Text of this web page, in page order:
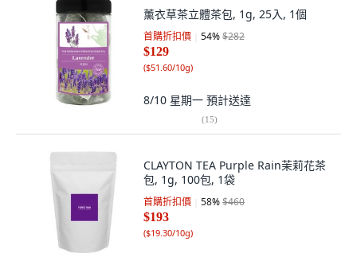
薰衣草茶立體茶包, 1g, 25入, 1個
首購折扣價 54%$282
$129
($51.60/10g)
8/10 星期一 預計送達
(15)
CLAYTON TEA Purple Rain茉莉花茶
包, 1g, 100包, 1袋
首購折扣價 58%$460
$193
($19.30/10g)